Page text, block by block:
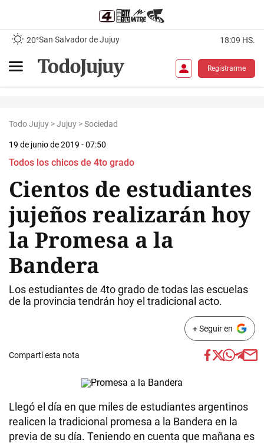
20°San Salvador de Jujuy 18:09 HS.
Registrarme
Todo Jujuy >Jujuy >Sociedad
19 de junio de 2019 - 07:50
Todos los chicos de 4to grado
Cientos de estudiantes
jujeños realizarán hoy
la Promesa a la
Bandera
Los estudiantes de 4to grado de todas las escuelas
de la provincia tendrán hoy el tradicional acto.
+ Seguir en
Compartí esta nota
Llegó el día en que miles de estudiantes argentinos
realicen la tradicional promesa a la Bandera en la
previa de su día. Teniendo en cuenta que mañana es